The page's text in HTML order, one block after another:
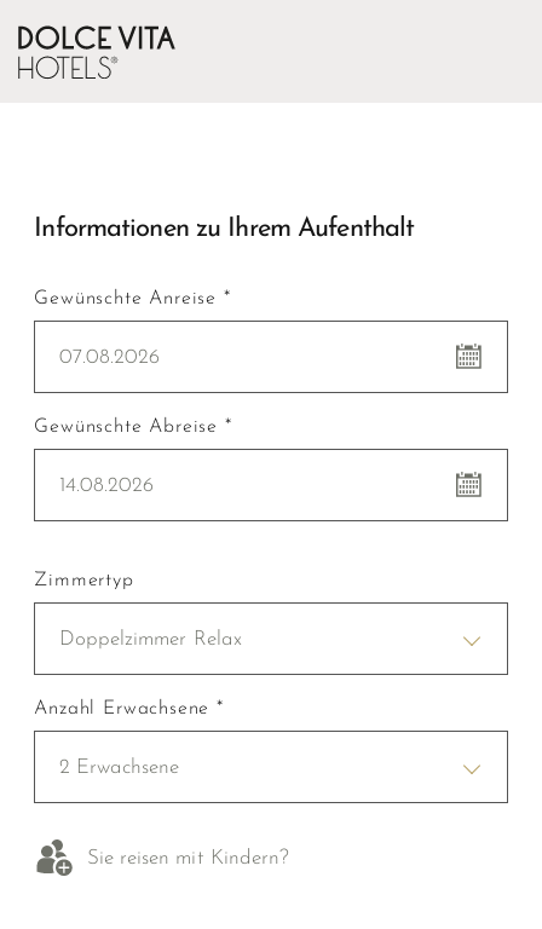
Informationen zu Ihrem Aufenthalt
Gewünschte Anreise *
07.08.2026
Gewünschte Abreise *
14.08.2026
Zimmertyp
Doppelzimmer Relax
Anzahl Erwachsene *
2 Erwachsene
Sie reisen mit Kindern?